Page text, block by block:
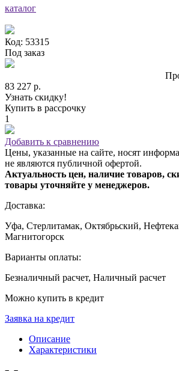
каталог
Код: 53315
Под заказ
83 227 р.
Узнать скидку!
Купить в рассрочку
1
Добавить к сравнению
Цены, указанные на сайте, носят
не являются публичной офертой.
Актуальность цен, наличие товаров,
товары уточняйте у менеджеров.
Доставка:
Уфа, Стерлитамак, Октябрьский,
Магнитогорск
Варианты оплаты:
Безналичный расчет, Наличный расчет
Можно купить в кредит
Заявка на кредит
Описание
Характеристики